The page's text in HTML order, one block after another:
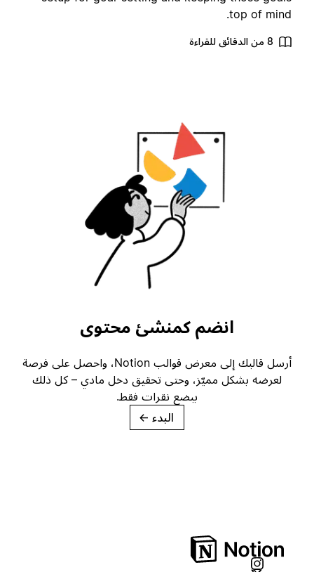
top of
8 من الدقائق للقراءة
انضم كمنشئ محتوى
أرسل قالبك إلى معرض قوالب Notion، واحصل على فرصة
لعرضه بشكل مميّز، وحتى تحقيق دخل مادي – كل ذلك
ببضع نقرات فقط.
→